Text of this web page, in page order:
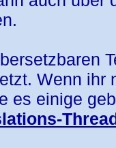
Wenn ihr
es einige